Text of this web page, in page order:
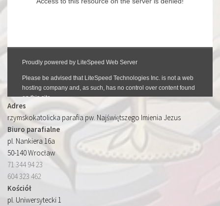
Adres
rzymskokatolicka parafia pw. Najświętszego Imienia Jezus
Biuro parafialne
pl. Nankiera 16a
50-140 Wrocław
71 344 94 23
604 323 462
Kościół
pl. Uniwersytecki 1